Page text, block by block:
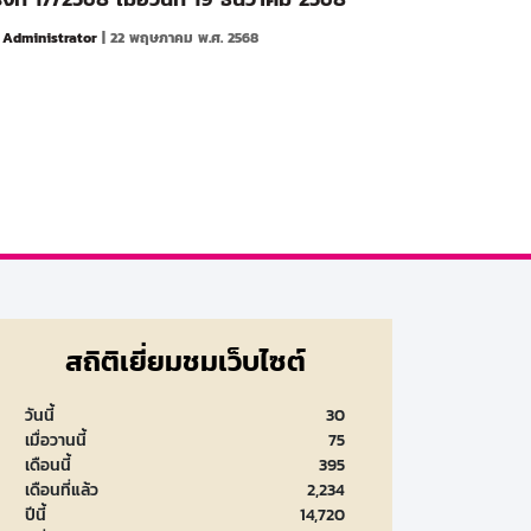
Administrator | 22 พฤษภาคม พ.ศ. 2568
สถิติเยี่ยมชมเว็บไซต์
วันนี้
30
เมื่อวานนี้
75
เดือนนี้
395
เดือนที่แล้ว
2,234
ปีนี้
14,720